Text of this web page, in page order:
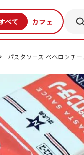
パスタソース ペペロンチ